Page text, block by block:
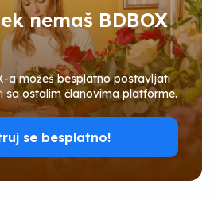
nemaš BDBOX
a možeš besplatno postavljati
sa ostalim članovima platforme.
se besplatno!